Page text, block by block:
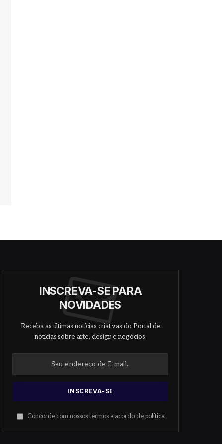
INSCREVA-SE PARA
NOVIDADES
Receba as últimas notícias criativas do Portal de
notícias sobre arte, design e negócios.
Concorde com nossos termos e acordo de política